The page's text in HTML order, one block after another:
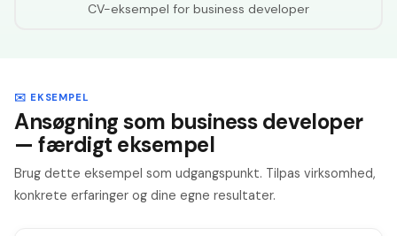
CV-eksempel for business developer
✉️ EKSEMPEL
Ansøgning som business developer
— færdigt eksempel
Brug dette eksempel som udgangspunkt. Tilpas virksomhed,
konkrete erfaringer og dine egne resultater.